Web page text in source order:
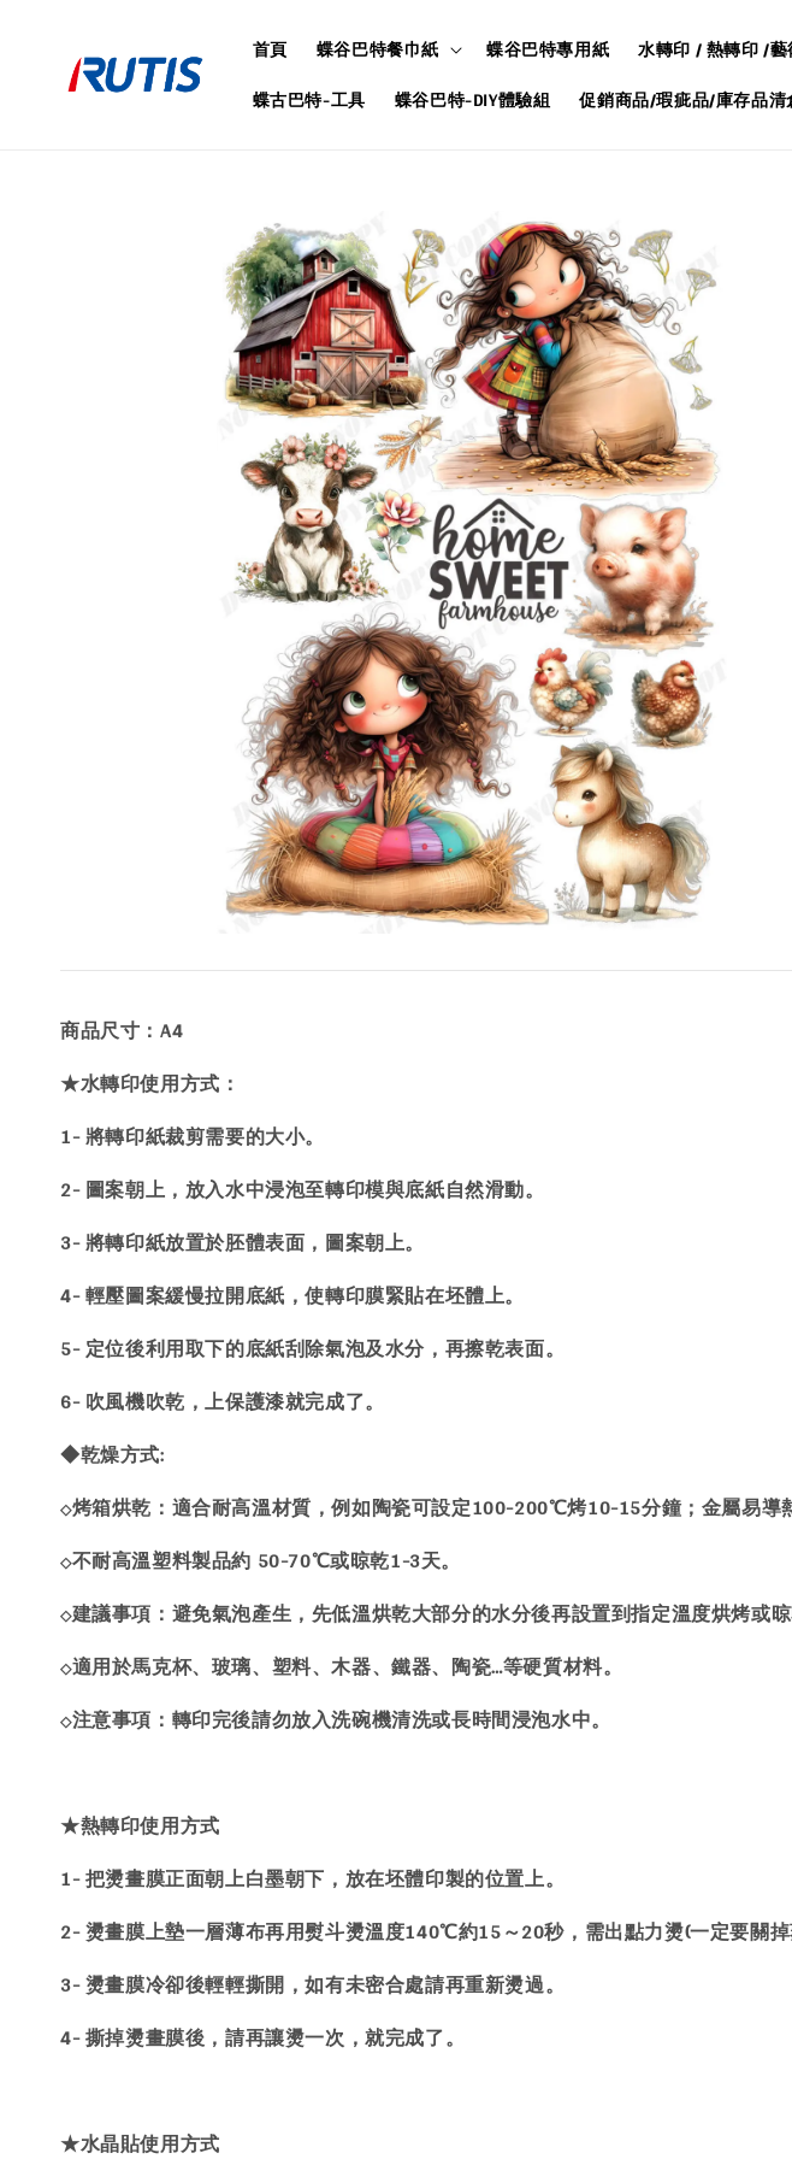
首頁 蝶谷巴特餐巾紙 蝶谷巴特專用紙 水轉印 / 熱轉印 /
蝶古巴特-工具
蝶谷巴特-DIY體驗組 促銷商品/瑕疵品/庫存品清
商品尺寸：A4
★水轉印使用方式：
1- 將轉印紙裁剪需要的大小。
2- 圖案朝上，放入水中浸泡至轉印模與底紙自然滑動。
3- 將轉印紙放置於胚體表面，圖案朝上。
4- 輕壓圖案緩慢拉開底紙，使轉印膜緊貼在坯體上。
5- 定位後利用取下的底紙刮除氣泡及水分，再擦乾表面。
6- 吹風機吹乾，上保護漆就完成了。
◆乾燥方式:
◇烤箱烘乾：適合耐高溫材質，例如陶瓷可設定100-200℃烤10-15分鐘；金屬易導
◇不耐高溫塑料製品約 50-70℃或晾乾1-3天。
◇建議事項：避免氣泡產生，先低溫烘乾大部分的水分後再設置到指定溫度烘烤或晾
◇適用於馬克杯、玻璃、塑料、木器、鐵器、陶瓷…等硬質材料。
◇注意事項：轉印完後請勿放入洗碗機清洗或長時間浸泡水中。
★熱轉印使用方式
1- 把燙畫膜正面朝上白墨朝下，放在坯體印製的位置上。
2- 燙畫膜上墊一層薄布再用熨斗燙溫度140℃約15～20秒，需出點力燙(一定要關掉
3- 燙畫膜冷卻後輕輕撕開，如有未密合處請再重新燙過。
4- 撕掉燙畫膜後，請再讓燙一次，就完成了。
★水晶貼使用方式